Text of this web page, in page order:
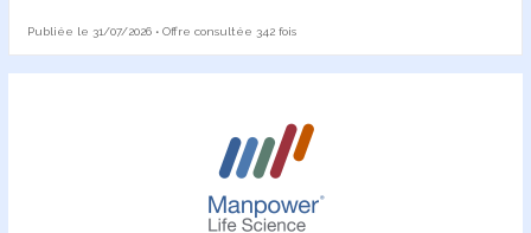
Publiée le 31/07/2026 • Offre consultée 342 fois